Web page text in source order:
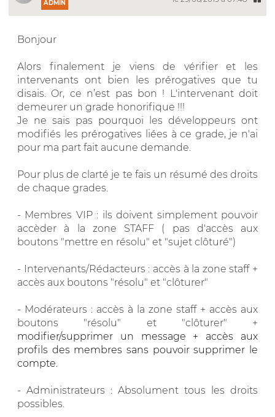
ADMIN
Bonjour
Alors finalement je viens de vérifier et les
intervenants ont bien les prérogatives que tu
disais. Or, ce n’est pas bon ! L'intervenant doit
demeurer un grade honorifique !!!
Je ne sais pas pourquoi les développeurs ont
modifiés les prérogatives liées à ce grade, je n'ai
pour ma part fait aucune demande.
Pour plus de clarté je te fais un résumé des droits
de chaque grades.
- Membres VIP : ils doivent simplement pouvoir
accèder à la zone STAFF ( pas d'accès aux
boutons "mettre en résolu" et "sujet clôturé")
- Intervenants/Rédacteurs : accès à la zone staff +
accès aux boutons "résolu" et "clôturer"
- Modérateurs : accès à la zone staff + accès aux
boutons "résolu" et "clôturer" +
modifier/supprimer un message + accès aux
profils des membres sans pouvoir supprimer le
compte.
- Administrateurs : Absolument tous les droits
possibles.